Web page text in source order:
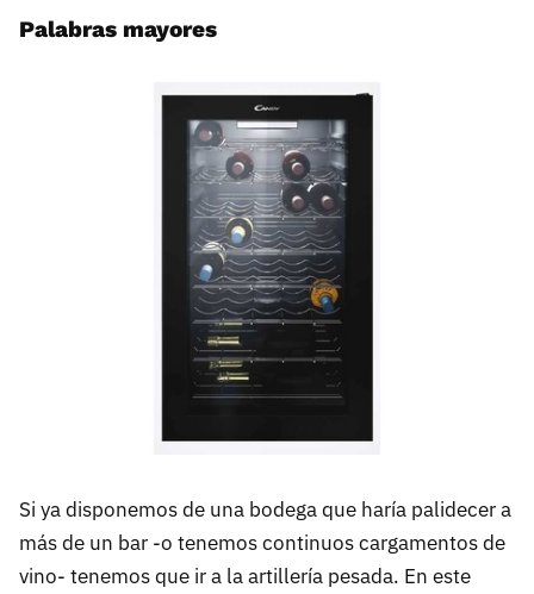
Palabras mayores
Si ya disponemos de una bodega que haría palidecer a
más de un bar -o tenemos continuos cargamentos de
vino- tenemos que ir a la artillería pesada. En este